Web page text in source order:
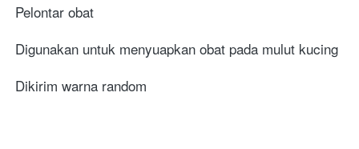
Pelontar obat
Digunakan untuk menyuapkan obat pada mulut kucing
Dikirim warna random